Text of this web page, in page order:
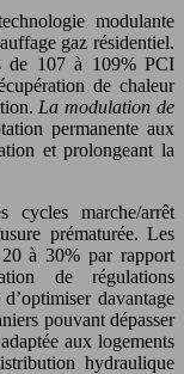
modulante
gaz résidentiel.
de 107 à 109% PCI
de chaleur
La modulation de
permanente aux
et prolongeant la
cycles marche/arrêt
prématurée. Les
20 à 30% par rapport
de régulations
davantage
pouvant dépasser
aux logements
hydraulique